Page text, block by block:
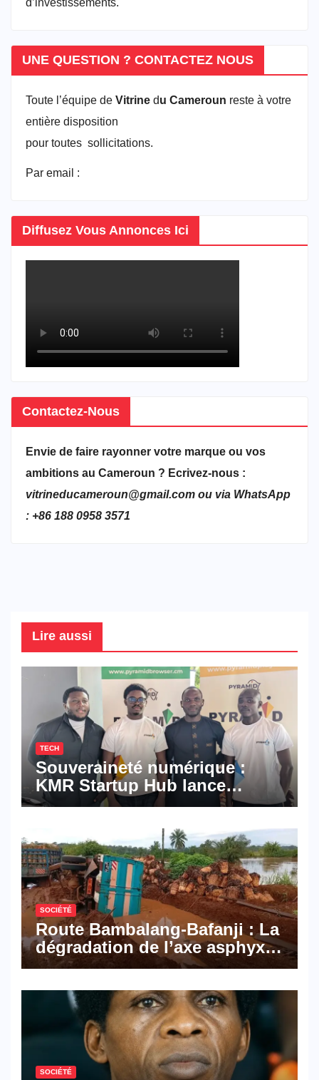
UNE QUESTION ? CONTACTEZ NOUS
Toute l’équipe de Vitrine du Cameroun reste à votre
entière disposition
pour toutes sollicitations.
Par email :
Diffusez Vous Annonces Ici
Contactez-Nous
Envie de faire rayonner votre marque ou vos
ambitions au Cameroun ? Ecrivez-nous :
vitrineducameroun@gmail.com ou via WhatsApp
: +86 188 0958 3571
Lire aussi
TECH
Souveraineté numérique :
KMR Startup Hub lance
Pyramid Browser et Pyramid
numériques made in
Cameroon
SOCIÉTÉ
Route Bambalang-Bafanji : La
dégradation de l’axe asphyxie
les activités économiques
SOCIÉTÉ